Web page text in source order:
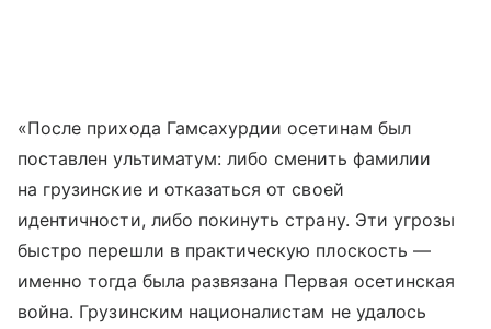
«После прихода Гамсахурдии осетинам был
поставлен ультиматум: либо сменить фамилии
на грузинские и отказаться от своей
идентичности, либо покинуть страну. Эти угрозы
быстро перешли в практическую плоскость —
именно тогда была развязана Первая осетинская
война. Грузинским националистам не удалось